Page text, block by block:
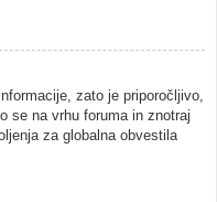
zato je priporočljivo,
se na vrhu foruma in znotraj
za globalna obvestila